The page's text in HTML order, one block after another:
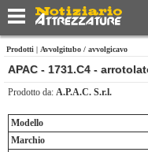
Prodotti | Avvolgitubo / avvolgicavo
APAC - 1731.C4 -
Prodotto da: A.P.A.C. S.r.l.
Modello
Marchio